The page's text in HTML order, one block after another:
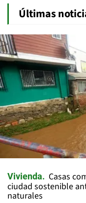
Últimas
Vivienda
Casas
ciudad sostenible
naturales